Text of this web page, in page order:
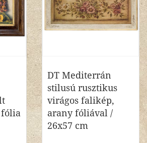
DT Mediterrán
stilusú rusztikus
virágos falikép,
arany fóliával /
26x57 cm